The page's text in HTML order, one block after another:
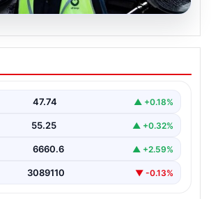
yönetimine kayyum
süreci başladı
47.74 ▲ +0.18%
55.25 ▲ +0.32%
6660.6 ▲ +2.59%
3089110 ▼ -0.13%